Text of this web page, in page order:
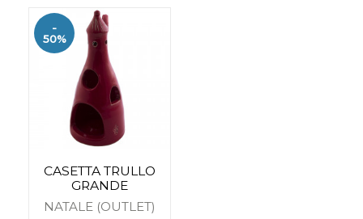
-
50%
CASETTA TRULLO
GRANDE
NATALE (OUTLET)